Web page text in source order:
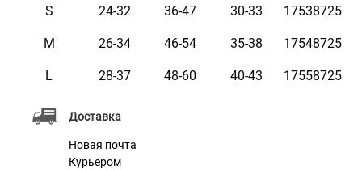
Доставка
Новая почта
Курьером
обеспечить видимость вашего любимца в темное
время суток, что делает прогулки более
4. Резинки для задних лап: Специальные резинки для
задних лап помогают избежать того, что дождевик
S 24-32 36-47 30-33 17538725
M 26-34 46-54 35-38 17548725
L 28-37 48-60 40-43 17558725